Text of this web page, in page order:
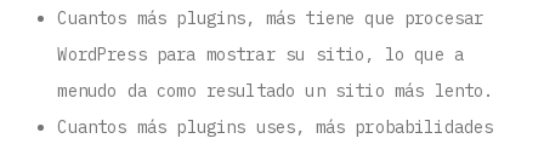
Cuantos más plugins, más tiene que procesar
WordPress para mostrar su sitio, lo que a
menudo da como resultado un sitio más lento.
Cuantos más plugins uses, más probabilidades